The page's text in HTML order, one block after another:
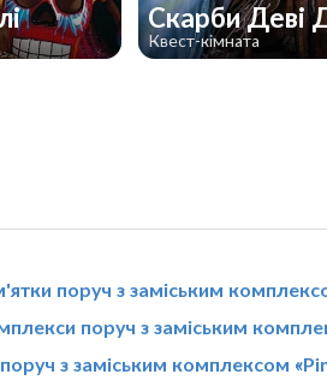
Скарби Деві
Квест-кімната
поруч з заміським
поруч з заміським
поруч з заміським комплексом